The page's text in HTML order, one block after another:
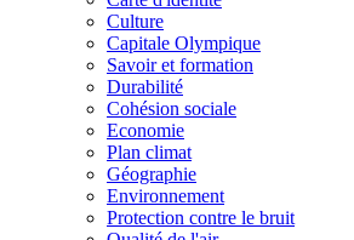
Culture
Capitale Olympique
Savoir et formation
Durabilité
Cohésion sociale
Economie
Plan climat
Géographie
Environnement
Protection contre le bruit